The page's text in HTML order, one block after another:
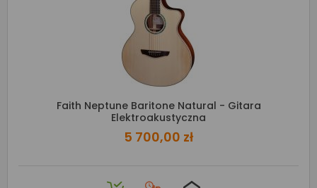
Faith Neptune Baritone Natural - Gitara
Elektroakustyczna
5 700,00 zł